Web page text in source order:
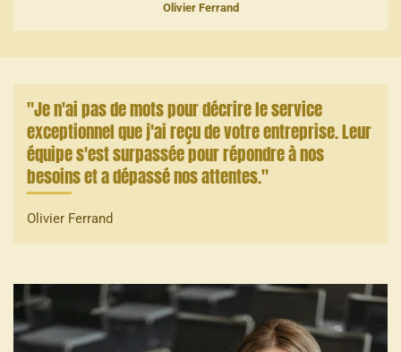
Olivier Ferrand
"Je n'ai pas de mots pour décrire le service
exceptionnel que j'ai reçu de votre entreprise. Leur
équipe s'est surpassée pour répondre à nos
besoins et a dépassé nos attentes."
Olivier Ferrand